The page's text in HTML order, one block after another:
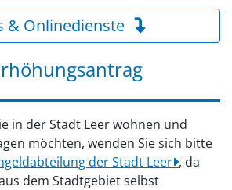
& Onlinedienste
in der Stadt Leer wohnen und
möchten, wenden Sie sich bitte
der Stadt Leer , da
dem Stadtgebiet selbst